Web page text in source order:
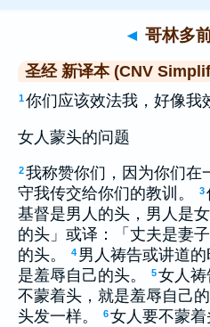
◄ 哥林多
圣经 新译本 (CNV
1你们应该效法我，好像我
女人蒙头的问题
2我称赞你们，因为你们在
守我传交给你们的教训。
3
基督是男人的头，男人是
的头」或译：「丈夫是妻
的头。
4 男人祷告或讲道
是羞辱自己的头。
5女人
不蒙着头，就是羞辱自己
头发一样。
6女人要不蒙